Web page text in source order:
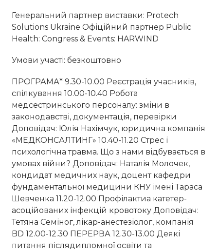
Генеральний партнер виставки: Protech
Solutions Ukraine Офіційний партнер Public
Health: Congress & Events: HARWIND
Умови участі: безкоштовно
ПРОГРАМА* 9.30-10.00 Реєстрація учасників,
спілкування 10.00-10.40 Робота
медсестринського персоналу: зміни в
законодавстві, документація, перевірки
Доповідач: Юлія Нахімчук, юридична компанія
«МЕДКОНСАЛТИНГ» 10.40-11.20 Стрес і
психологічна травма. Що з нами відбувається в
умовах війни? Доповідач: Наталія Молочек,
кондидат медичних наук, доцент кафедри
фундаментальної медицини КНУ імені Тараса
Шевченка 11.20-12.00 Профілактиа катетер-
асоційованих інфекцій кровотоку Доповідач:
Тетяна Семіног, лікар-анестезіолог, компанія
BD 12.00-12.30 ПЕРЕРВА 12.30-13.00 Деякі
питання післядипломної освіти та